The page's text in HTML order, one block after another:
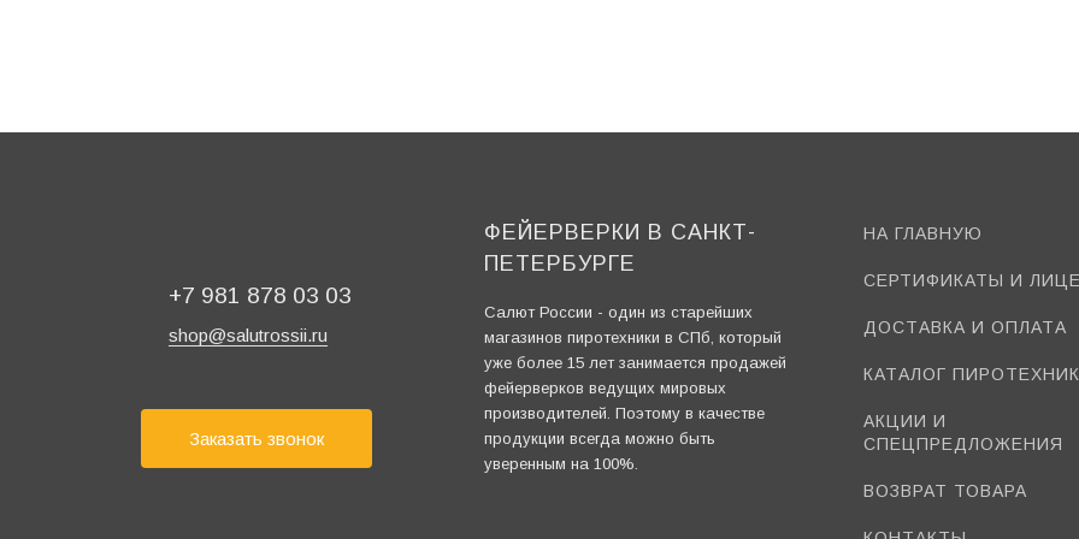
+7 981 878 03 03
shop@salutrossii.ru
Заказать звонок
ФЕЙЕРВЕРКИ В САНКТ-
ПЕТЕРБУРГЕ
Салют России - один из старейших
магазинов пиротехники в СПб, который
уже более 15 лет занимается продажей
фейерверков ведущих мировых
производителей. Поэтому в качестве
продукции всегда можно быть
уверенным на 100%.
НА ГЛАВНУЮ
СЕРТИФИКАТЫ И
ДОСТАВКА И ОПЛАТА
КАТАЛОГ
АКЦИИ И
СПЕЦПРЕДЛОЖЕНИЯ
ВОЗВРАТ ТОВАРА